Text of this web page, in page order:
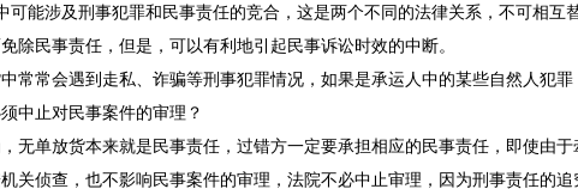
可能涉及刑事犯罪和民事责任的竞合，这是两个不同的法律关系，不可相互
除民事责任，但是，可以有利地引起民事诉讼时效的中断。
常会遇到走私、诈骗等刑事犯罪情况，如果是承运人中的某些自然人犯罪
中止对民事案件的审理？
单放货本来就是民事责任，过错方一定要承担相应的民事责任，即使由于
关侦查，也不影响民事案件的审理，法院不必中止审理，因为刑事责任的追